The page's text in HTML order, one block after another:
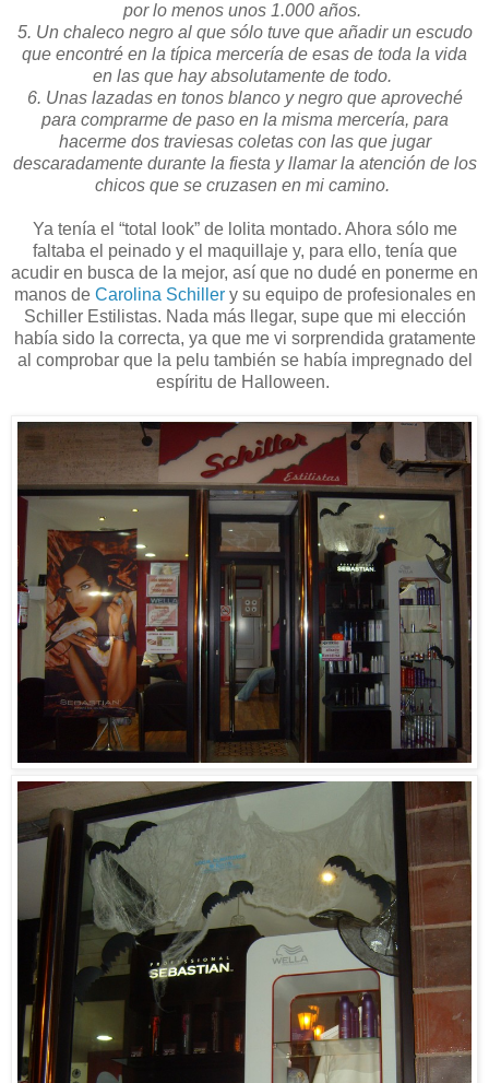
por lo menos unos 1.000 años.
5. Un chaleco negro al que sólo tuve que añadir un escudo
que encontré en la típica mercería de esas de toda la vida
en las que hay absolutamente de todo.
6. Unas lazadas en tonos blanco y negro que aproveché
para comprarme de paso en la misma mercería, para
hacerme dos traviesas coletas con las que jugar
descaradamente durante la fiesta y llamar la atención de los
chicos que se cruzasen en mi camino.
Ya tenía el “total look” de lolita montado. Ahora sólo me
faltaba el peinado y el maquillaje y, para ello, tenía que
acudir en busca de la mejor, así que no dudé en ponerme en
manos de Carolina Schillery su equipo de profesionales en
Schiller Estilistas. Nada más llegar, supe que mi elección
había sido la correcta, ya que me vi sorprendida gratamente
al comprobar que la pelu también se había impregnado del
espíritu de Halloween.